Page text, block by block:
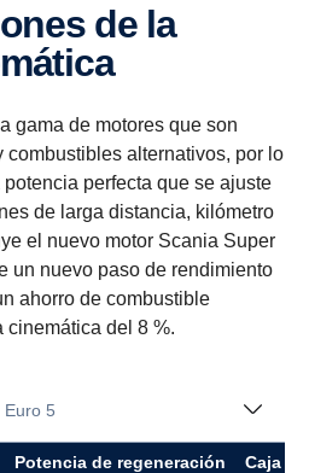
gama de motores que son
alternativos, por lo
perfecta que se ajuste
de larga distancia, kilómetro
el nuevo motor Scania Super
un nuevo paso de rendimiento
ahorro de combustible
cinemática del 8 %.
Euro 5
Potencia de regeneración Caja